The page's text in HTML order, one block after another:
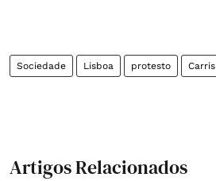
Sociedade Lisboa protesto Carris
Artigos Relacionados